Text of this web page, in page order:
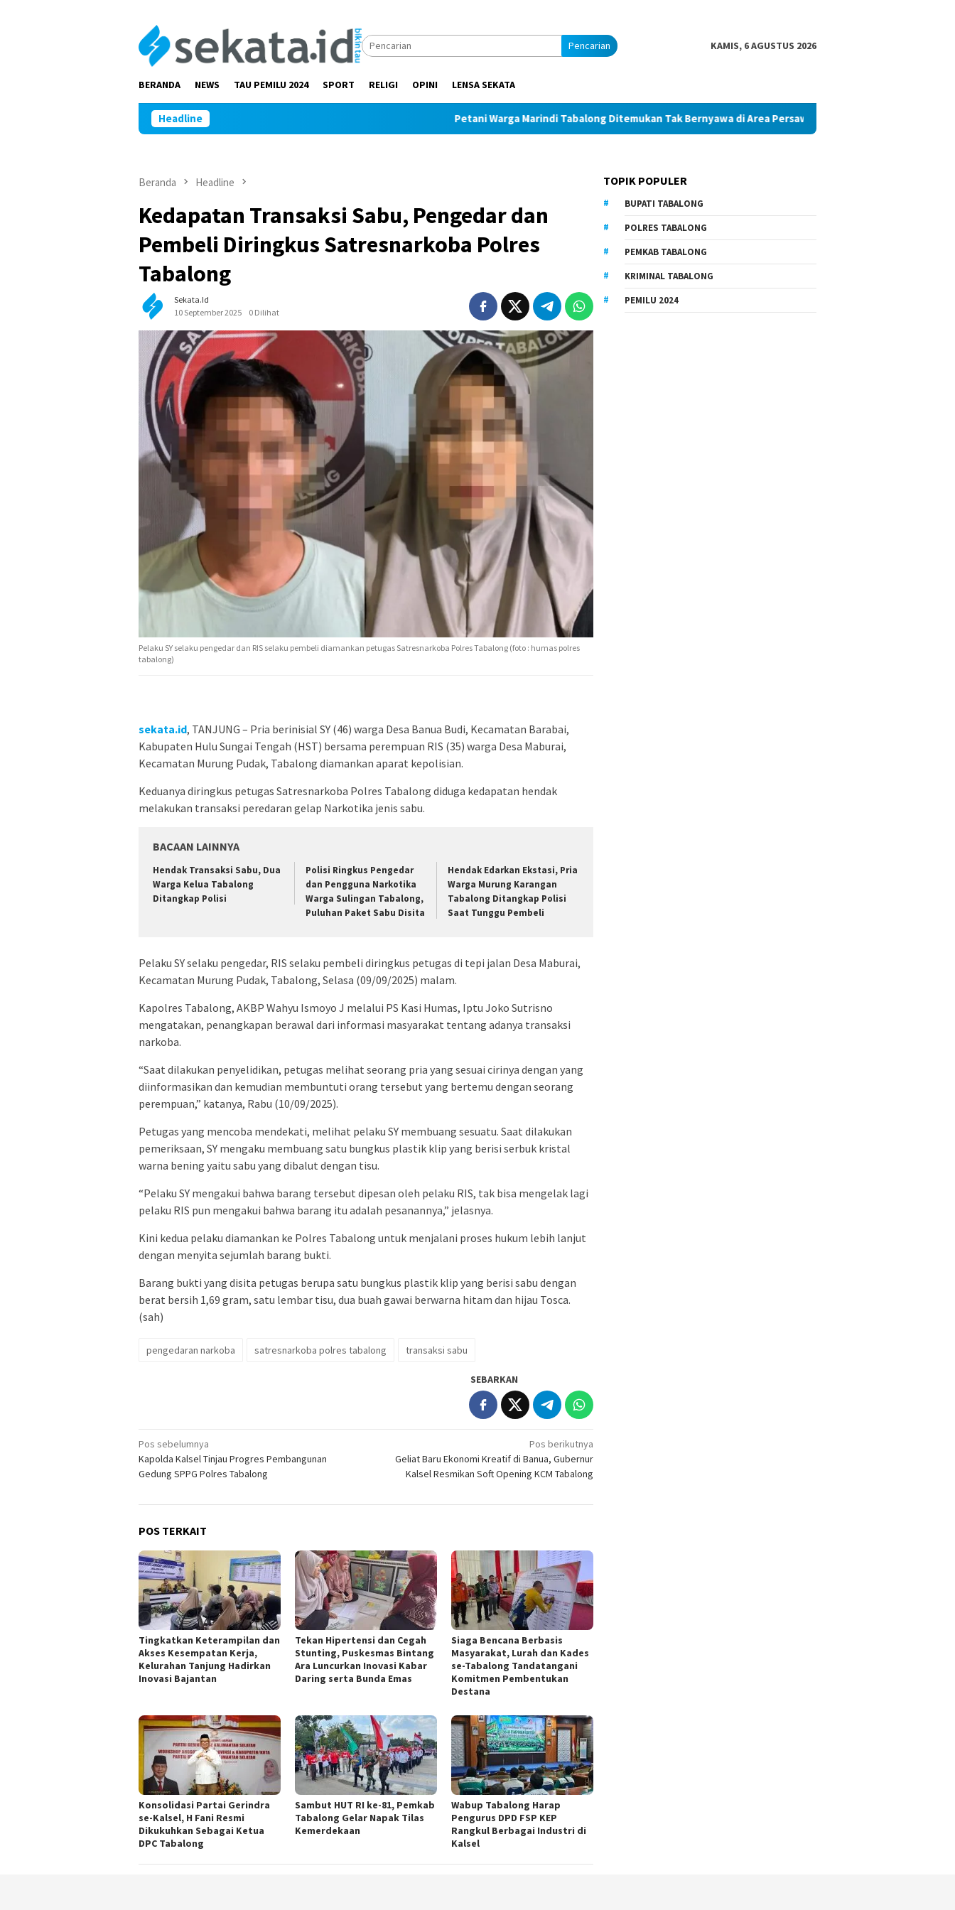
Pencarian KAMIS, 6 AGUSTUS 2026
BERANDA NEWS TAU PEMILU 2024 SPORT RELIGI OPINI LENSA SEKATA
Headline Petani Warga Marindi Tabalong Ditemukan Tak Bernyawa di Area Persawahan
Beranda Headline
Kedapatan Transaksi Sabu, Pengedar dan
Pembeli Diringkus Satresnarkoba Polres
Tabalong
Sekata.id
10 September 2025
0 Dilihat
Pelaku SY selaku pengedar dan RIS selaku pembeli diamankan petugas Satresnarkoba Polres Tabalong (foto : humas polres
tabalong)
sekata.id, TANJUNG – Pria berinisial SY (46) warga Desa Banua Budi, Kecamatan Barabai,
Kabupaten Hulu Sungai Tengah (HST) bersama perempuan RIS (35) warga Desa Maburai,
Kecamatan Murung Pudak, Tabalong diamankan aparat kepolisian.
Keduanya diringkus petugas Satresnarkoba Polres Tabalong diduga kedapatan hendak
melakukan transaksi peredaran gelap Narkotika jenis sabu.
BACAAN LAINNYA
Hendak Transaksi Sabu, Dua
Warga Kelua Tabalong
Ditangkap Polisi
Polisi Ringkus Pengedar
dan Pengguna Narkotika
Warga Sulingan Tabalong,
Puluhan Paket Sabu Disita
Hendak Edarkan Ekstasi, Pria
Warga Murung Karangan
Tabalong Ditangkap Polisi
Saat Tunggu Pembeli
Pelaku SY selaku pengedar, RIS selaku pembeli diringkus petugas di tepi jalan Desa Maburai,
Kecamatan Murung Pudak, Tabalong, Selasa (09/09/2025) malam.
Kapolres Tabalong, AKBP Wahyu Ismoyo J melalui PS Kasi Humas, Iptu Joko Sutrisno
mengatakan, penangkapan berawal dari informasi masyarakat tentang adanya transaksi
narkoba.
“Saat dilakukan penyelidikan, petugas melihat seorang pria yang sesuai cirinya dengan yang
diinformasikan dan kemudian membuntuti orang tersebut yang bertemu dengan seorang
perempuan,” katanya, Rabu (10/09/2025).
Petugas yang mencoba mendekati, melihat pelaku SY membuang sesuatu. Saat dilakukan
pemeriksaan, SY mengaku membuang satu bungkus plastik klip yang berisi serbuk kristal
warna bening yaitu sabu yang dibalut dengan tisu.
“Pelaku SY mengakui bahwa barang tersebut dipesan oleh pelaku RIS, tak bisa mengelak lagi
pelaku RIS pun mengakui bahwa barang itu adalah pesanannya,” jelasnya.
Kini kedua pelaku diamankan ke Polres Tabalong untuk menjalani proses hukum lebih lanjut
dengan menyita sejumlah barang bukti.
Barang bukti yang disita petugas berupa satu bungkus plastik klip yang berisi sabu dengan
berat bersih 1,69 gram, satu lembar tisu, dua buah gawai berwarna hitam dan hijau Tosca.
(sah)
pengedaran narkoba satresnarkoba polres tabalong transaksi sabu
SEBARKAN
Navigasi
pos
Pos sebelumnya
Kapolda Kalsel Tinjau Progres Pembangunan
Gedung SPPG Polres Tabalong
Pos berikutnya
Geliat Baru Ekonomi Kreatif di Banua, Gubernur
Kalsel Resmikan Soft Opening KCM Tabalong
POS TERKAIT
Tingkatkan Keterampilan dan
Akses Kesempatan Kerja,
Kelurahan Tanjung Hadirkan
Inovasi Bajantan
Tekan Hipertensi dan Cegah
Stunting, Puskesmas Bintang
Ara Luncurkan Inovasi Kabar
Daring serta Bunda Emas
Siaga Bencana Berbasis
Masyarakat, Lurah dan Kades
se-Tabalong Tandatangani
Komitmen Pembentukan
Destana
Konsolidasi Partai Gerindra
se-Kalsel, H Fani Resmi
Dikukuhkan Sebagai Ketua
DPC Tabalong
Sambut HUT RI ke-81, Pemkab
Tabalong Gelar Napak Tilas
Kemerdekaan
Wabup Tabalong Harap
Pengurus DPD FSP KEP
Rangkul Berbagai Industri di
Kalsel
TOPIK POPULER
BUPATI TABALONG
POLRES TABALONG
PEMKAB TABALONG
KRIMINAL TABALONG
PEMILU 2024